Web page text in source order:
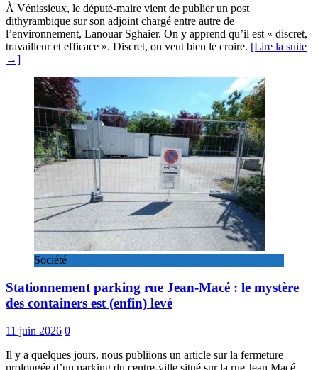
À Vénissieux, le député-maire vient de publier un post
dithyrambique sur son adjoint chargé entre autre de
l’environnement, Lanouar Sghaier. On y apprend qu’il est « discret,
travailleur et efficace ». Discret, on veut bien le croire. [Lire la suite
→]
Société
Stationnement parking rue Jean-Macé : le mystère
des containers est (enfin) levé
11 juin 2026 0
Il y a quelques jours, nous publiions un article sur la fermeture
prolongée d’un parking du centre-ville situé sur la rue Jean Macé,